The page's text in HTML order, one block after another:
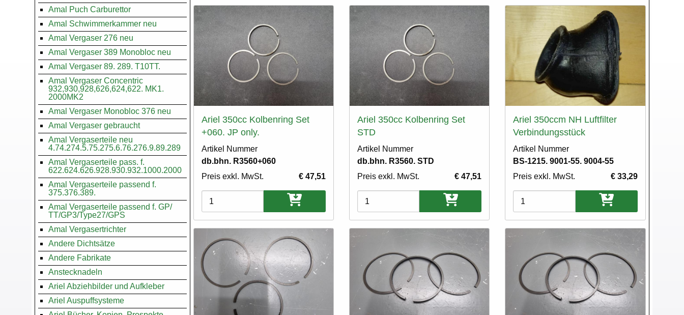
Ariel 350cc Kolbenring Set
+060. JP only.
Artikel Nummer
db.bhn. R3560+060
Preis exkl. MwSt.
€ 47,51
Varianten
Ariel 350cc Kolbenring Set
STD
Artikel Nummer
db.bhn. R3560. STD
Preis exkl. MwSt.
€ 47,51
Varianten
Ariel 350ccm NH Luftfilter
Verbindungsstück
Artikel Nummer
BS-1215. 9001-55. 9004-55
Preis exkl. MwSt.
€ 33,29
Varianten
Amal Puch Carburettor
Amal Schwimmerkammer neu
Amal Vergaser 276 neu
Amal Vergaser 389 Monobloc neu
Amal Vergaser 89. 289. T10TT.
Amal Vergaser Concentric
932,930,928,626,624,622. MK1.
2000MK2
Amal Vergaser Monobloc 376 neu
Amal Vergaser gebraucht
Amal Vergaserteile neu
4.74.274.5.75.275.6.76.276.9.89.289
Amal Vergaserteile pass. f.
622.624.626.928.930.932.1000.2000
Amal Vergaserteile passend f.
375.376.389.
Amal Vergaserteile passend f. GP/
TT/GP3/Type27/GPS
Amal Vergasertrichter
Andere Dichtsätze
Andere Fabrikate
Anstecknadeln
Ariel Abziehbilder und Aufkleber
Ariel Auspuffsysteme